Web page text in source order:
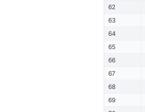
62
63
64
65
66
67
68
69